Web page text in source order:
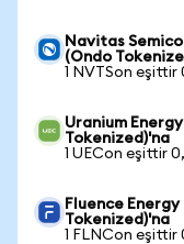
Navitas
(Ondo
1 NVTSon eşittir
Uranium
Tokenized)'na
1 UECon eşittir
Fluence
Tokenized)'na
1 FLNCon eşittir